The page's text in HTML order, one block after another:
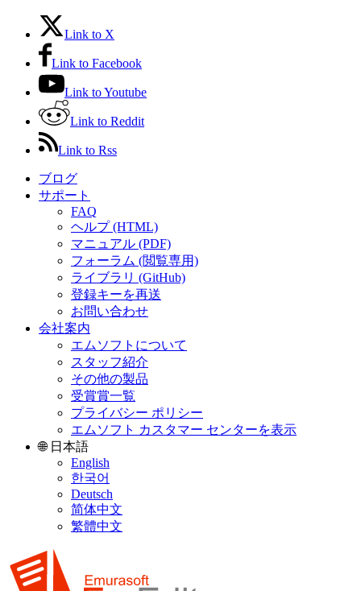
Link to X
Link to Facebook
Link to Youtube
Link to Reddit
Link to Rss
ブログ
サポート
FAQ
ヘルプ (HTML)
マニュアル (PDF)
フォーラム (閲覧専用)
ライブラリ (GitHub)
登録キーを再送
お問い合わせ
会社案内
エムソフトについて
スタッフ紹介
その他の製品
受賞賞一覧
プライバシー ポリシー
エムソフト カスタマー センターを表示
🌐 日本語
English
한국어
Deutsch
简体中文
繁體中文